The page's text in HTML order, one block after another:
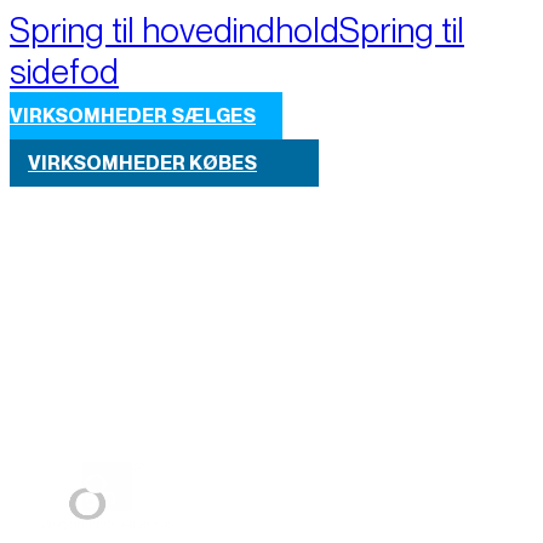
Spring til hovedindholdSpring til
sidefod
VIRKSOMHEDER SÆLGES
VIRKSOMHEDER KØBES